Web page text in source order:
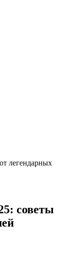
легендарных
советы